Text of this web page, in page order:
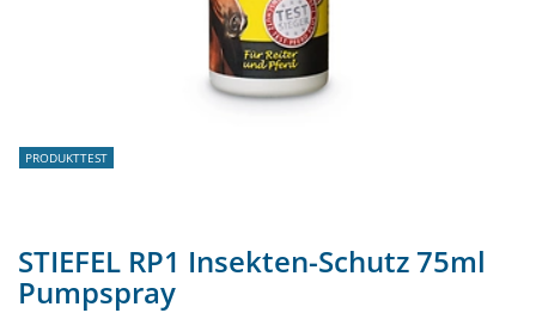
PRODUKTTEST
STIEFEL RP1 Insekten-Schutz 75ml
Pumpspray